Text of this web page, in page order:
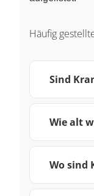
Häufig
Sind
Wie alt
Wo sind